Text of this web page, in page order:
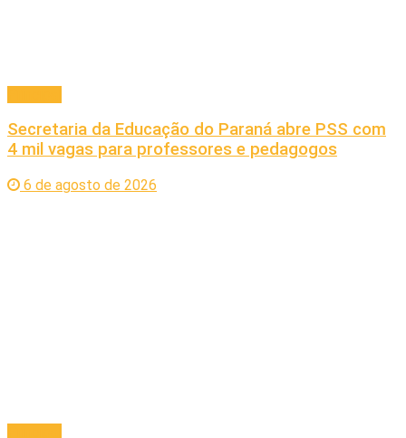
Secretaria da Educação do Paraná abre PSS com
4 mil vagas para professores e pedagogos
6 de agosto de 2026